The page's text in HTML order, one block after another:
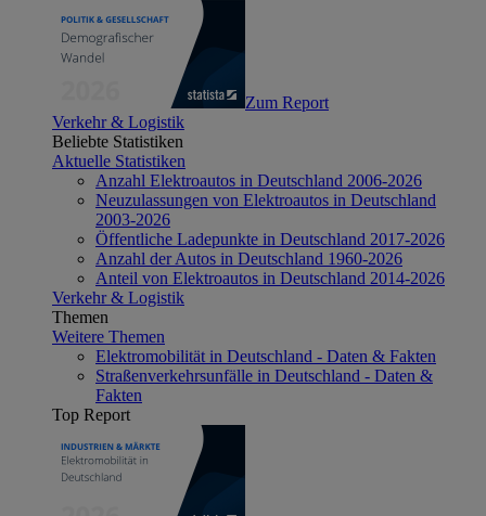
Zum Report
Verkehr & Logistik
Beliebte Statistiken
Aktuelle Statistiken
Anzahl Elektroautos in Deutschland 2006-2026
Neuzulassungen von Elektroautos in Deutschland
2003-2026
Öffentliche Ladepunkte in Deutschland 2017-2026
Anzahl der Autos in Deutschland 1960-2026
Anteil von Elektroautos in Deutschland 2014-2026
Verkehr & Logistik
Themen
Weitere Themen
Elektromobilität in Deutschland - Daten & Fakten
Straßenverkehrsunfälle in Deutschland - Daten &
Fakten
Top Report